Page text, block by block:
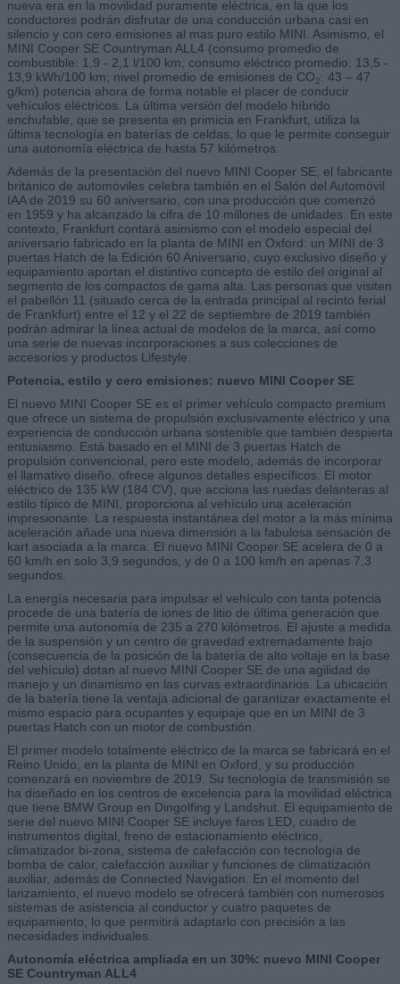
nueva era en la movilidad puramente eléctrica, en la que los
conductores podrán disfrutar de una conducción urbana casi en
silencio y con cero emisiones al mas puro estilo MINI. Asimismo, el
MINI Cooper SE Countryman ALL4 (consumo promedio de
combustible: 1,9 - 2,1 l/100 km; consumo eléctrico promedio: 13,5 -
13,9 kWh/100 km; nivel promedio de emisiones de CO2: 43 – 47
g/km) potencia ahora de forma notable el placer de conducir
vehículos eléctricos. La última versión del modelo híbrido
enchufable, que se presenta en primicia en Frankfurt, utiliza la
última tecnología en baterías de celdas, lo que le permite conseguir
una autonomía eléctrica de hasta 57 kilómetros.
Además de la presentación del nuevo MINI Cooper SE, el fabricante
británico de automóviles celebra también en el Salón del Automóvil
IAA de 2019 su 60 aniversario, con una producción que comenzó
en 1959 y ha alcanzado la cifra de 10 millones de unidades. En este
contexto, Frankfurt contará asimismo con el modelo especial del
aniversario fabricado en la planta de MINI en Oxford: un MINI de 3
puertas Hatch de la Edición 60 Aniversario, cuyo exclusivo diseño y
equipamiento aportan el distintivo concepto de estilo del original al
segmento de los compactos de gama alta. Las personas que visiten
el pabellón 11 (situado cerca de la entrada principal al recinto ferial
de Frankfurt) entre el 12 y el 22 de septiembre de 2019 también
podrán admirar la línea actual de modelos de la marca, así como
una serie de nuevas incorporaciones a sus colecciones de
accesorios y productos Lifestyle.
Potencia, estilo y cero emisiones: nuevo MINI Cooper SE
El nuevo MINI Cooper SE es el primer vehículo compacto premium
que ofrece un sistema de propulsión exclusivamente eléctrico y una
experiencia de conducción urbana sostenible que también despierta
entusiasmo. Está basado en el MINI de 3 puertas Hatch de
propulsión convencional, pero este modelo, además de incorporar
el llamativo diseño, ofrece algunos detalles específicos. El motor
eléctrico de 135 kW (184 CV), que acciona las ruedas delanteras al
estilo típico de MINI, proporciona al vehículo una aceleración
impresionante. La respuesta instantánea del motor a la más mínima
aceleración añade una nueva dimensión a la fabulosa sensación de
kart asociada a la marca. El nuevo MINI Cooper SE acelera de 0 a
60 km/h en solo 3,9 segundos, y de 0 a 100 km/h en apenas 7,3
segundos.
La energía necesaria para impulsar el vehículo con tanta potencia
procede de una batería de iones de litio de última generación que
permite una autonomía de 235 a 270 kilómetros. El ajuste a medida
de la suspensión y un centro de gravedad extremadamente bajo
(consecuencia de la posición de la batería de alto voltaje en la base
del vehículo) dotan al nuevo MINI Cooper SE de una agilidad de
manejo y un dinamismo en las curvas extraordinarios. La ubicación
de la batería tiene la ventaja adicional de garantizar exactamente el
mismo espacio para ocupantes y equipaje que en un MINI de 3
puertas Hatch con un motor de combustión.
El primer modelo totalmente eléctrico de la marca se fabricará en el
Reino Unido, en la planta de MINI en Oxford, y su producción
comenzará en noviembre de 2019. Su tecnología de transmisión se
ha diseñado en los centros de excelencia para la movilidad eléctrica
que tiene BMW Group en Dingolfing y Landshut. El equipamiento de
serie del nuevo MINI Cooper SE incluye faros LED, cuadro de
instrumentos digital, freno de estacionamiento eléctrico,
climatizador bi-zona, sistema de calefacción con tecnología de
bomba de calor, calefacción auxiliar y funciones de climatización
auxiliar, además de Connected Navigation. En el momento del
lanzamiento, el nuevo modelo se ofrecerá también con numerosos
sistemas de asistencia al conductor y cuatro paquetes de
equipamiento, lo que permitirá adaptarlo con precisión a las
necesidades individuales.
Autonomía eléctrica ampliada en un 30%: nuevo MINI Cooper
SE Countryman ALL4